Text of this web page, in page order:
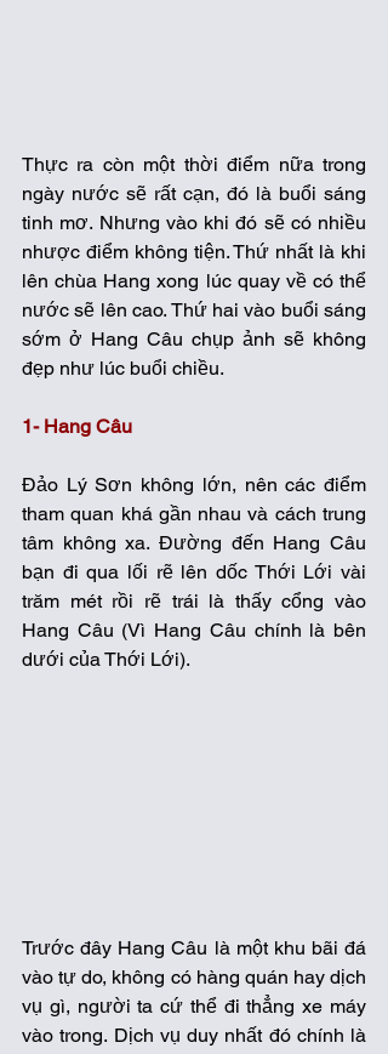
Thực ra còn một thời điểm nữa trong
ngày nước sẽ rất cạn, đó là buổi sáng
tinh mơ. Nhưng vào khi đó sẽ có nhiều
nhược điểm không tiện. Thứ nhất là khi
lên chùa Hang xong lúc quay về có thể
nước sẽ lên cao. Thứ hai vào buổi sáng
sớm ở Hang Câu chụp ảnh sẽ không
đẹp như lúc buổi chiều.
1- Hang Câu
Đảo Lý Sơn không lớn, nên các điểm
tham quan khá gần nhau và cách trung
tâm không xa. Đường đến Hang Câu
bạn đi qua lối rẽ lên dốc Thới Lới vài
trăm mét rồi rẽ trái là thấy cổng vào
Hang Câu (Vì Hang Câu chính là bên
dưới của Thới Lới).
Trước đây Hang Câu là một khu bãi đá
vào tự do, không có hàng quán hay dịch
vụ gì, người ta cứ thể đi thẳng xe máy
vào trong. Dịch vụ duy nhất đó chính là